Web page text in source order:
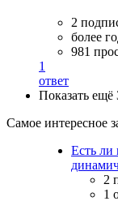
2
более
981
1
ответ
Показать ещё
Самое интересное
Есть ли
2
1